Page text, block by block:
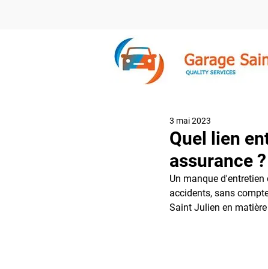
Quel lien
assurance ?
3 mai 2023
Un manque
accidents, sans
Saint Julien en